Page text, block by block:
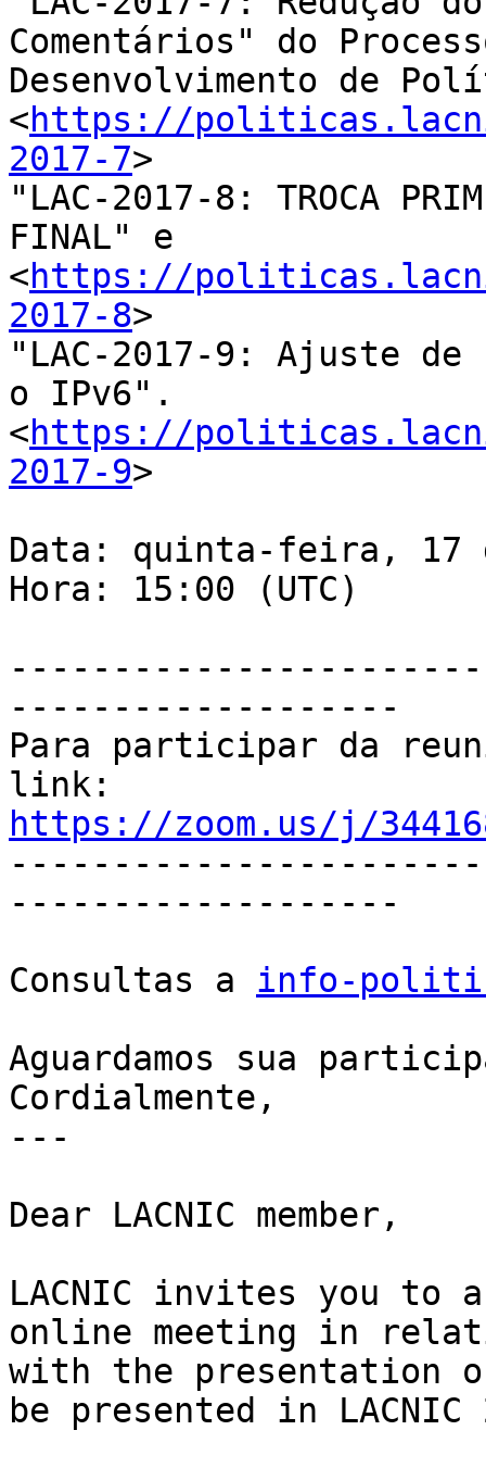
Comentários" do
Desenvolvimento de
<https://
2017-7>
"LAC-2017-8: TROCA
FINAL" e
<https://
2017-8>
"LAC-2017-9: Ajuste de
o IPv6".
<https://
2017-9>
Data: quinta-feira, 17
Hora: 15:00 (UTC)
-------------------
Para participar da
https://zoom.us/j/
-------------------
Consultas a info-
Aguardamos sua
Cordialmente,
---
Dear LACNIC member,
LACNIC invites you
online meeting in
with the presentation
be presented in LACNIC